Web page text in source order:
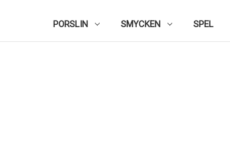
PORSLIN SMYCKEN SPEL